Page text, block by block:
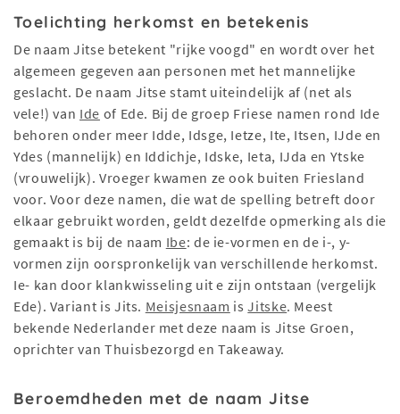
Toelichting herkomst en betekenis
De naam Jitse betekent "rijke voogd" en wordt over het
algemeen gegeven aan personen met het mannelijke
geslacht. De naam Jitse stamt uiteindelijk af (net als
vele!) van Ide of Ede. Bij de groep Friese namen rond Ide
behoren onder meer Idde, Idsge, Ietze, Ite, Itsen, IJde en
Ydes (mannelijk) en Iddichje, Idske, Ieta, IJda en Ytske
(vrouwelijk). Vroeger kwamen ze ook buiten Friesland
voor. Voor deze namen, die wat de spelling betreft door
elkaar gebruikt worden, geldt dezelfde opmerking als die
gemaakt is bij de naam Ibe: de ie-vormen en de i-, y-
vormen zijn oorspronkelijk van verschillende herkomst.
Ie- kan door klankwisseling uit e zijn ontstaan (vergelijk
Ede). Variant is Jits. Meisjesnaam isJitske. Meest
bekende Nederlander met deze naam is Jitse Groen,
oprichter van Thuisbezorgd en Takeaway.
Beroemdheden met de naam Jitse